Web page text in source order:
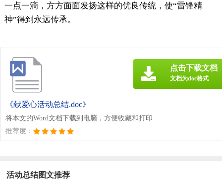
一点一滴，方方面面发扬这样的优良传统，使“雷锋精
神”得到永远传承。
《献爱心活动总结.doc》
将本文的Word文档下载到电脑，方便收藏和打印
推荐度：
点击下载文档
文档为doc格式
活动总结图文推荐